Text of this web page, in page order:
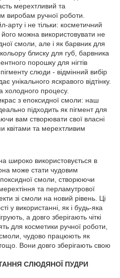
мерехтливий та
виробам ручної роботи.
арту і не тільки: косметичний
можна використовувати не
смоли, але і як барвник для
блиску для губ, барвника
порошку для нігтів
слюди - відмінний вибір
яскравого відтінку.
процесу.
з епоксидної смоли: наш
підходить як пігмент для
вам створювати свої власні
квітами та мерехтливим
широко використовується в
може стати чудовим
смоли, створюючи
та перламутрової
зі смоли на новий рівень. Ці
у використанні, як і будь-яка
а довго зберігають чіткі
для косметики ручної роботи,
чудово працюють як
Вони довго зберігають свою
СЛЮДЯНОЇ ПУДРИ